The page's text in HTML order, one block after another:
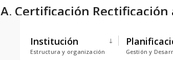
Institución
Estructura y organización Gestión y
A. Certificación
Tamaño del archivo: 152.63 KB
Creado: 04-09-2025